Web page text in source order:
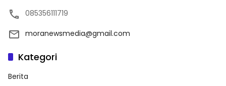
085356111719
moranewsmedia@gmail.com
Kategori
Berita